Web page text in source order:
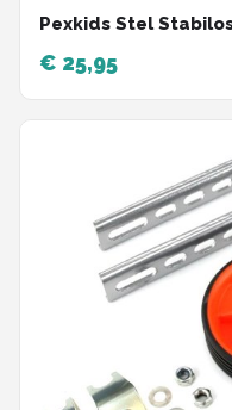
Pexkids Stel
€ 25,95